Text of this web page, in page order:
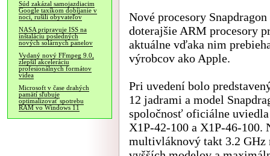
Súd zakázal samojazdiacim
Google taxíkom dobíjanie v
noci, rušili obyvateľov
NASA pripravuje ISS na
inštaláciu posledných
nových solárnych panelov
Vydaný nový FFmpeg 9.0,
zlepšil akceleráciu
profesionálnych formátov
videa
Microsoft v čase drahých
pamätí sľubuje
optimalizovať spotrebu
RAM vo Windows 11
Nové procesory
doterajšie ARM procesory
aktuálne vďaka nim
výrobcov ako Apple.
Pri uvedení bolo
12 jadrami a model
spoločnosť oficiálne
X1P-42-100 a X1P-46-
multivláknový takt 3.2 GHz